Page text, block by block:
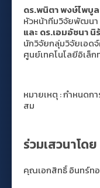
ดร.พนิตา พงษ์ไพบู
หัวหน้าทีมวิจัยพัฒนา
และ ดร.เอมอัชนา
นักวิจัยกลุ่มวิจัยเอด
ศูนย์เทคโนโลยีอิเล็
หมายเหตุ : กำหนดก
สม
ร่วมเสวนาโดย
คุณเอกสิทธิ์ อินทร์ท